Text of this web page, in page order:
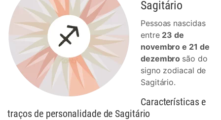
Sagitário
Pessoas nascidas
entre 23 de
novembro e 21 de
dezembro são do
signo zodiacal de
Sagitário.
Características e
traços de personalidade de Sagitário